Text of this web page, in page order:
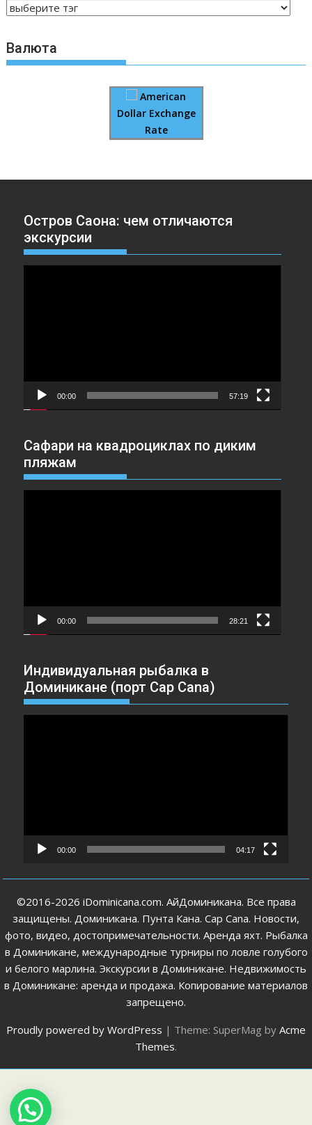
Валюта
American
Dollar Exchange
Rate
Остров Саона: чем отличаются
экскурсии
00:00 57:19
Сафари на квадроциклах по диким
пляжам
00:00 28:21
Индивидуальная рыбалка в
Доминикане (порт Cap Cana)
00:00 04:17
©2016-2026 iDominicana.com. АйДоминикана. Все права
защищены. Доминикана. Пунта Кана. Cap Cana. Новости,
фото, видео, достопримечательности. Аренда яхт. Рыбалка
в Доминикане, международные турниры по ловле голубого
и белого марлина. Экскурсии в Доминикане. Недвижимость
в Доминикане: аренда и продажа. Копирование материалов
запрещено.
Proudly powered by WordPress | Theme: SuperMag by Acme
Themes.